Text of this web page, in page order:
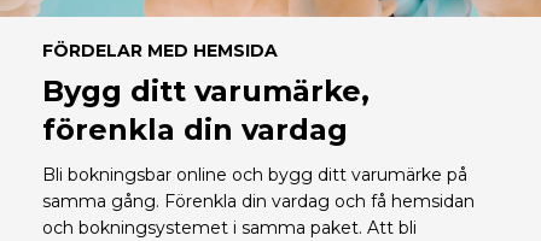
FÖRDELAR MED HEMSIDA
Bygg ditt varumärke,
förenkla din vardag
Bli bokningsbar online och bygg ditt varumärke på
samma gång. Förenkla din vardag och få hemsidan
och bokningsystemet i samma paket. Att bli